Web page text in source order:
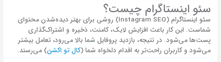
سئو اینستاگرام چیست؟
سئو اینستاگرام (Instagram SEO) روشی برای بهتر دیده‌شدن محتوای
شماست. این کار باعث افزایش لایک، کامنت، ذخیره و اشتراک‌گذاری
پست‌ها می‌شود. در نتیجه، بازدید پروفایل شما بالا می‌رود، تعامل بیشتر
می‌شود و کاربران راحت‌تر به اقدام دلخواه شما (کال تو اکشن) می‌رسند.